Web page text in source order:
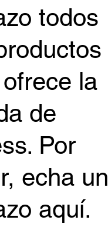
todos
la
de
Por
echa un
aquí.